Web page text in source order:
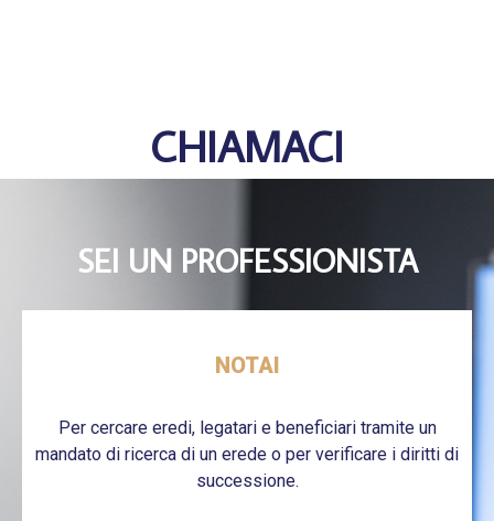
CHIAMACI
SEI UN PROFESSIONISTA
NOTAI
Per cercare eredi, legatari e beneficiari tramite un
mandato di ricerca di un erede o per verificare i diritti di
successione.